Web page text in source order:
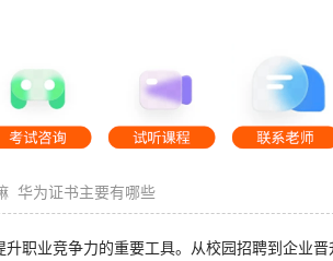
华为证书主要有哪些
职业竞争力的重要工具。从校园招聘到企业晋